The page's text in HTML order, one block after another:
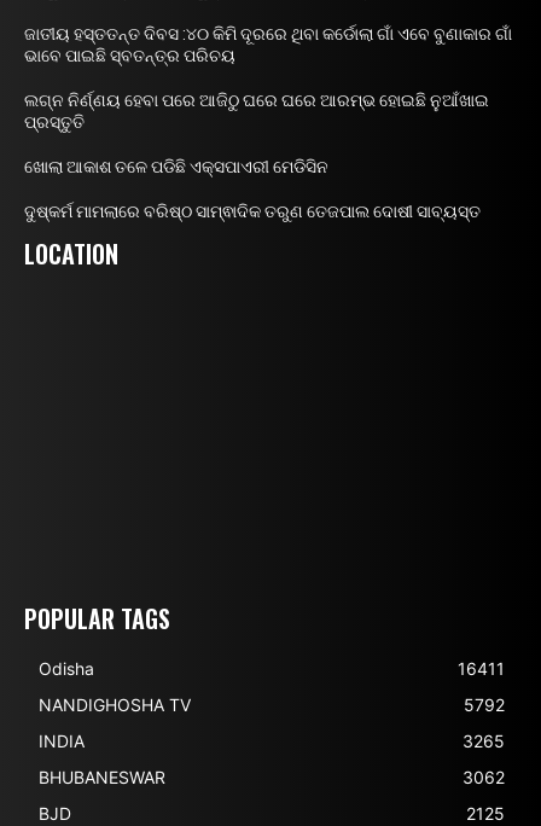
ଜାତୀୟ ହସ୍ତତନ୍ତ ଦିବସ :୪୦ କିମି ଦୂରରେ ଥିବା କର୍ଡୋଲା ଗାଁ ଏବେ ବୁଣାକାର ଗାଁ
ଭାବେ ପାଇଛି ସ୍ବତନ୍ତ୍ର ପରିଚୟ
ଲଗ୍ନ ନିର୍ଣ୍ଣୟ ହେବା ପରେ ଆଜିଠୁ ଘରେ ଘରେ ଆରମ୍ଭ ହୋଇଛି ନୁଆଁଖାଇ
ପ୍ରସ୍ତୁତି
ଖୋଲା ଆକାଶ ତଳେ ପଡିଛି ଏକ୍ସପାଏରୀ ମେଡିସିନ
ଦୁଷ୍କର୍ମ ମାମଲାରେ ବରିଷ୍ଠ ସାମ୍ଵାଦିକ ତରୁଣ ତେଜପାଲ ଦୋଷୀ ସାବ୍ୟସ୍ତ
LOCATION
POPULAR TAGS
Odisha
16411
NANDIGHOSHA TV
5792
INDIA
3265
BHUBANESWAR
3062
BJD
2125